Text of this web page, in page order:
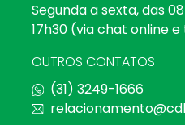
Segunda a sexta, das
17h30 (via chat online
OUTROS CONTATOS
(31) 3249-1666